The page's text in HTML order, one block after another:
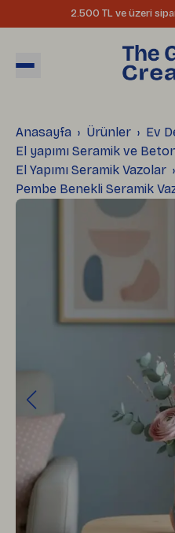
2.500 TL ve üzeri
Anasayfa Ürünler
Ev
El yapımı Seramik ve
El Yapımı Seramik Vazolar
Pembe Benekli Seramik